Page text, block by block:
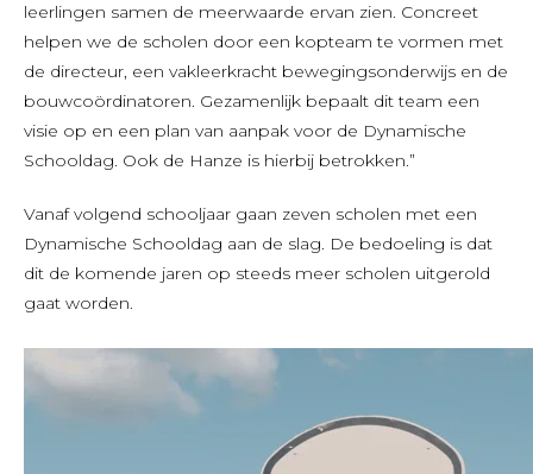
leerlingen samen de meerwaarde ervan zien. Concreet
helpen we de scholen door een kopteam te vormen met
de directeur, een vakleerkracht bewegingsonderwijs en de
bouwcoördinatoren. Gezamenlijk bepaalt dit team een
visie op en een plan van aanpak voor de Dynamische
Schooldag. Ook de Hanze is hierbij betrokken.”
Vanaf volgend schooljaar gaan zeven scholen met een
Dynamische Schooldag aan de slag. De bedoeling is dat
dit de komende jaren op steeds meer scholen uitgerold
gaat worden.